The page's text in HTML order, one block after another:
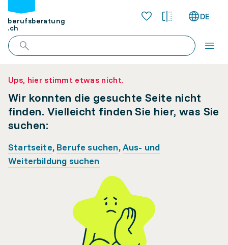
berufsberatung
.ch
DE
Ups, hier stimmt etwas nicht.
Wir konnten die gesuchte Seite nicht
finden. Vielleicht finden Sie hier, was Sie
suchen:
Startseite, Berufe suchen,Aus- und
Weiterbildung suchen